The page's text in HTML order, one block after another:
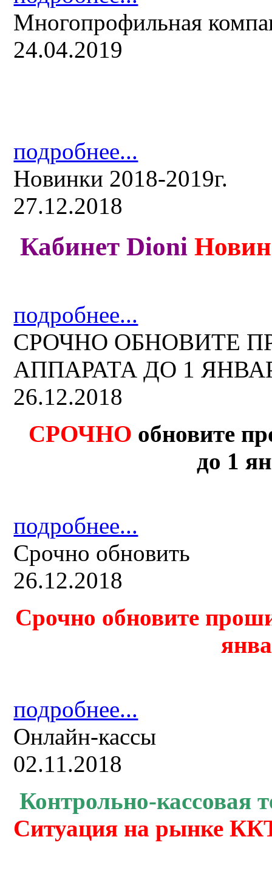
Многопрофильная
24.04.2019
подробнее...
Новинки 2018-2019г.
27.12.2018
Кабинет Dioni
подробнее...
СРОЧНО ОБНОВИТЕ
АППАРАТА ДО 1
26.12.2018
СРОЧНО обновите
до 1
подробнее...
Срочно обновить
26.12.2018
Срочно обновите
подробнее...
Онлайн-кассы
02.11.2018
Контрольно-кассовая
Ситуация на рынке